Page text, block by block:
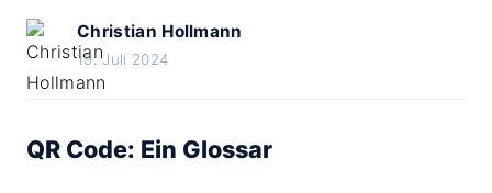
Christian Hollmann
19. Juli 2024
QR Code: Ein Glossar